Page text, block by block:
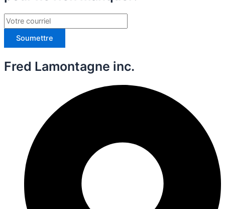
Soumettre
Fred Lamontagne inc.